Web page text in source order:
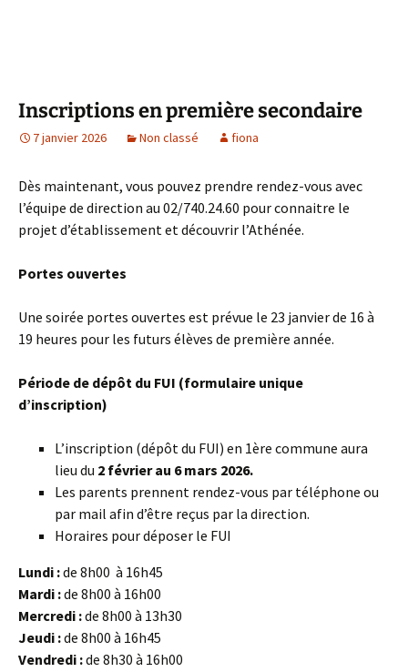
Inscriptions en première secondaire
7 janvier 2026 Non classé fiona
Dès maintenant, vous pouvez prendre rendez-vous avec
l’équipe de direction au 02/740.24.60 pour connaitre le
projet d’établissement et découvrir l’Athénée.
Portes ouvertes
Une soirée portes ouvertes est prévue le 23 janvier de 16 à
19 heures pour les futurs élèves de première année.
Période de dépôt du FUI (formulaire unique
d’inscription)
L’inscription (dépôt du FUI) en 1ère commune aura
lieu du 2 février au 6 mars 2026.
Les parents prennent rendez-vous par téléphone ou
par mail afin d’être reçus par la direction.
Horaires pour déposer le FUI
Lundi :de 8h00 à 16h45
Mardi :de 8h00 à 16h00
Mercredi :de 8h00 à 13h30
Jeudi :de 8h00 à 16h45
Vendredi :de 8h30 à 16h00